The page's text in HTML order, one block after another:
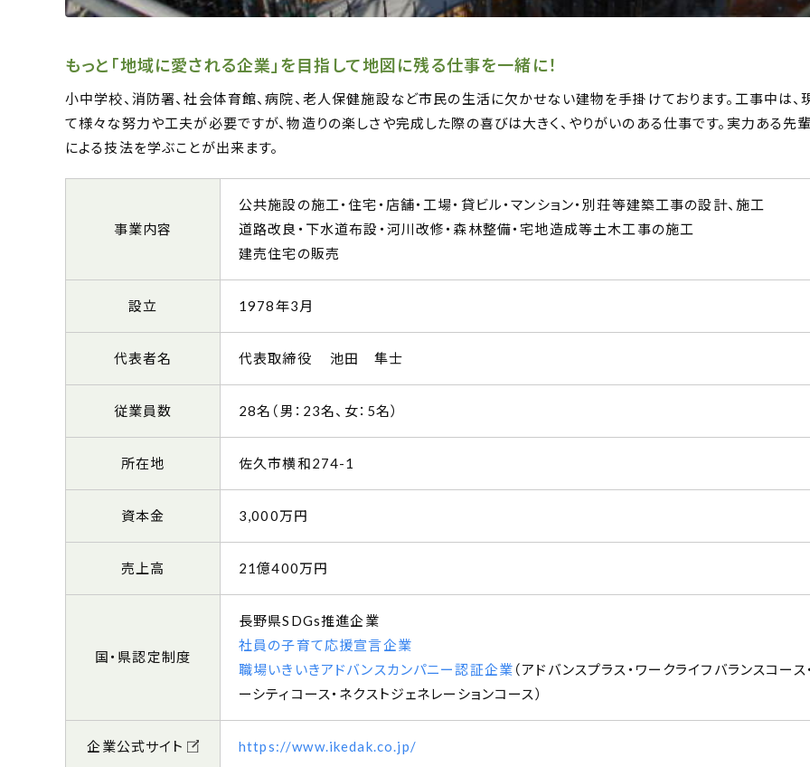
もっと「地域に愛される企業」を目指して地図に残る仕事を一緒に！
小中学校、消防署、社会体育館、病院、老人保健施設など市民の生活に欠かせない建物を手掛けております。工事中は、
て様々な努力や工夫が必要ですが、物造りの楽しさや完成した際の喜びは大きく、やりがいのある仕事です。実力ある先
による技法を学ぶことが出来ます。
事業内容
公共施設の施工・住宅・店舗・工場・貸ビル・マンション・別荘等建築工事の設計、施工
道路改良・下水道布設・河川改修・森林整備・宅地造成等土木工事の施工
建売住宅の販売
設立 1978年3月
代表者名 代表取締役 池田 隼士
従業員数 28名（男：23名、女：5名）
所在地 佐久市横和274-1
資本金 3,000万円
売上高 21億400万円
国・県認定制度
長野県SDGs推進企業
社員の子育て応援宣言企業
職場いきいきアドバンスカンパニー認証企業 （アドバンスプラス
ワークライフバランスコース
ーシティコース
ネクストジェネレーションコース）
企業公式サイト https://www.ikedak.co.jp/